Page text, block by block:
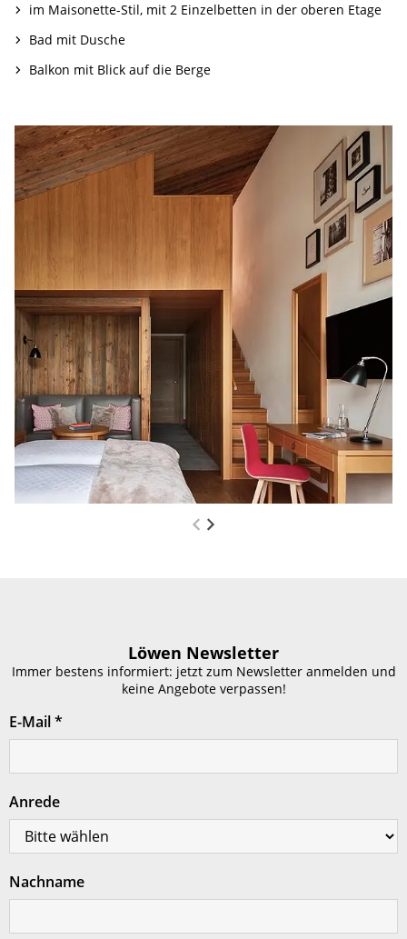
im Maisonette-Stil, mit 2 Einzelbetten in der oberen Etage
Bad mit Dusche
Balkon mit Blick auf die Berge
Löwen Newsletter
Immer bestens informiert: jetzt zum Newsletter anmelden und
keine Angebote verpassen!
E-Mail*
Anrede
Nachname